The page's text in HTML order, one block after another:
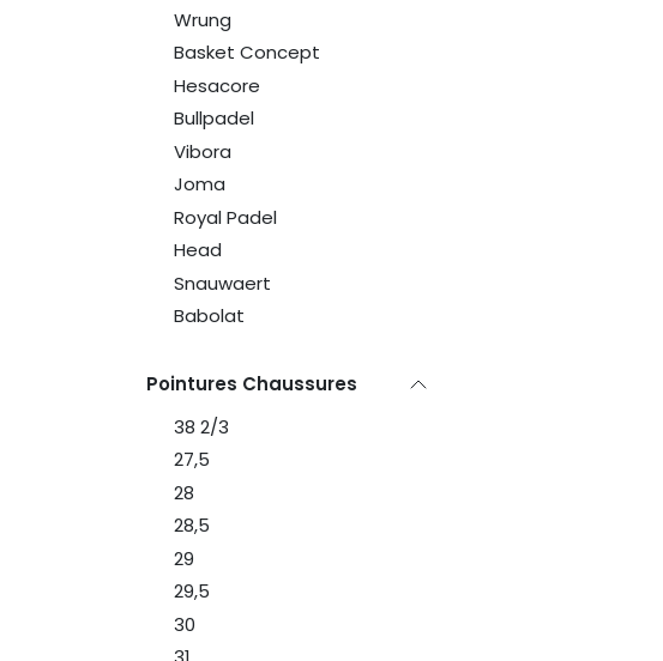
Wrung
Basket Concept
Hesacore
Bullpadel
Vibora
Joma
Royal Padel
Head
Snauwaert
Babolat
Pointures Chaussures
38 2/3
27,5
28
28,5
29
29,5
30